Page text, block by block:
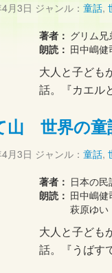
月3日 ジャンル： 童話,
著者： グリム兄
朗読： 田中嶋
大人と子ども
話。『カエル
山 世界の童
月3日 ジャンル： 童話,
著者： 日本の民
朗読： 田中嶋
萩原ゆい
大人と子ども
話。『うばす